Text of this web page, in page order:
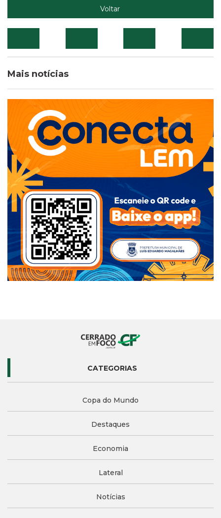
Voltar
Mais notícias
CATEGORIAS
Copa do Mundo
Destaques
Economia
Lateral
Notícias